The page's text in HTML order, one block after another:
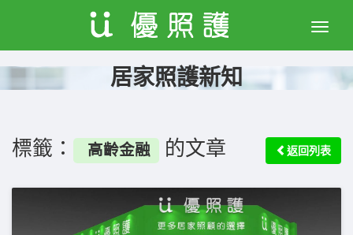
Toggle
居家照護新知
標籤： 高齡金融 的文章 返回列表